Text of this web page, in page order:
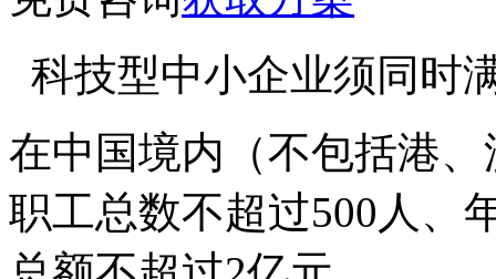
科技型中小企业须同时
在中国境内（不包括港
职工总数不超过500人、